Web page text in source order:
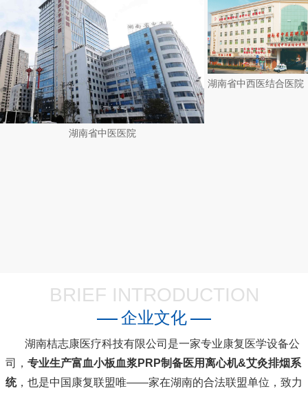
湖南省中医医院
BRIEF INTRODUCTION
企业文化
湖南桔志康医疗科技有限公司是一家专业康复医学设备公
司， 专业生产富血小板血浆PRP制备医用离心机&艾灸排烟系
统，也是中国康复联盟唯――家在湖南的合法联盟单位，致力